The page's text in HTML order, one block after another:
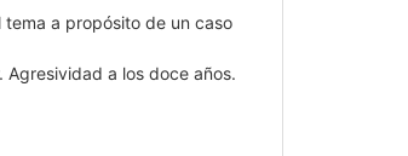
a propósito de un caso
Agresividad a los doce años.